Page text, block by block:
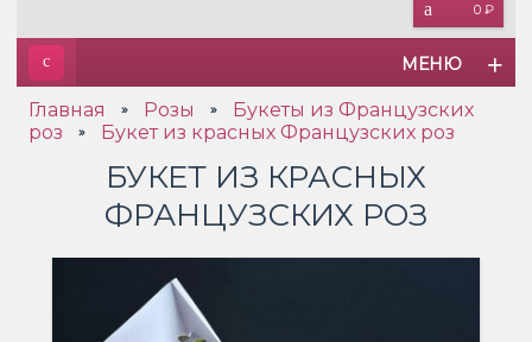
0 ₽
МЕНЮ
Главная » Розы »
Букеты из Французских
роз
» Букет из красных Французских роз
БУКЕТ ИЗ КРАСНЫХ
ФРАНЦУЗСКИХ РОЗ